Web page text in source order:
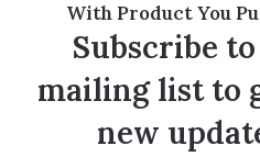
With Product You
Subscribe
mailing list to
new